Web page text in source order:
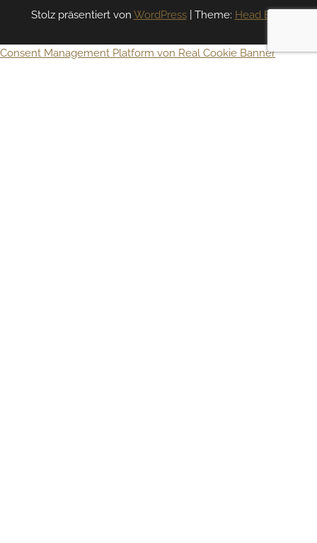
Stolz präsentiert von WordPress Theme: Head Blog
Consent Management Platform von Real Cookie Banner